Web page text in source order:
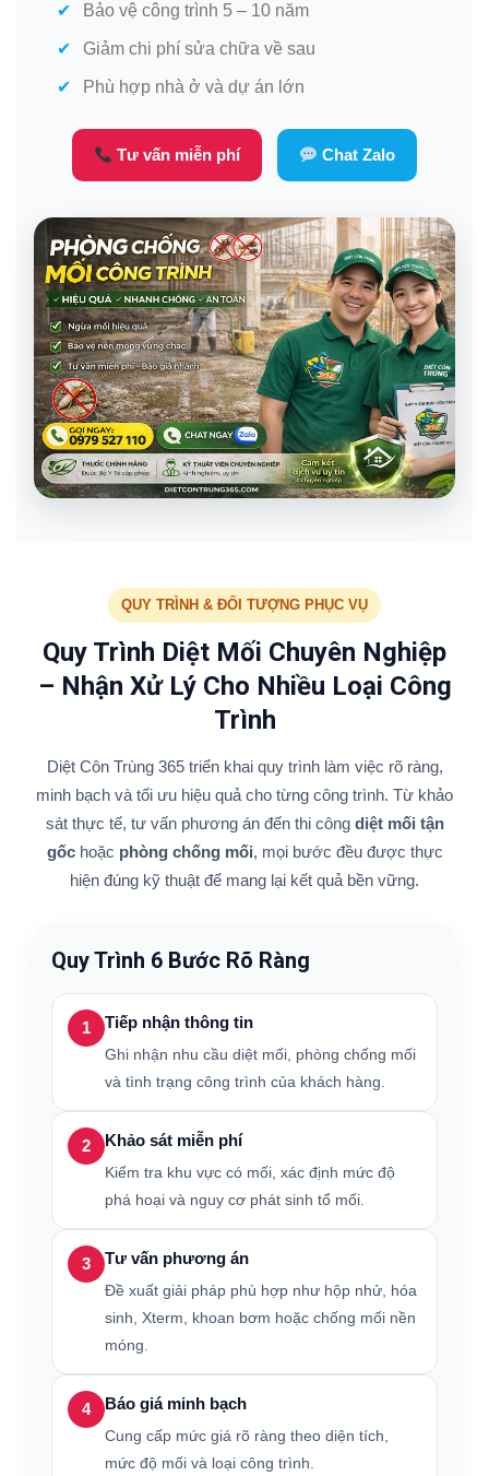
Bảo vệ công trình 5 – 10 năm
Giảm chi phí sửa chữa về sau
Phù hợp nhà ở và dự án lớn
Tư vấn miễn phí Chat Zalo
QUY TRÌNH & ĐỐI TƯỢNG PHỤC VỤ
Quy Trình Diệt Mối Chuyên Nghiệp
– Nhận Xử Lý Cho Nhiều Loại Công
Trình
Diệt Côn Trùng 365 triển khai quy trình làm việc rõ ràng,
minh bạch và tối ưu hiệu quả cho từng công trình. Từ khảo
sát thực tế, tư vấn phương án đến thi công diệt mối tận
gốchoặc phòng chống mối, mọi bước đều được thực
hiện đúng kỹ thuật để mang lại kết quả bền vững.
Quy Trình 6 Bước Rõ Ràng
1 Tiếp nhận thông tin
Ghi nhận nhu cầu diệt mối, phòng chống mối
và tình trạng công trình của khách hàng.
2 Khảo sát miễn phí
Kiểm tra khu vực có mối, xác định mức độ
phá hoại và nguy cơ phát sinh tổ mối.
3 Tư vấn phương án
Đề xuất giải pháp phù hợp như hộp nhử, hóa
sinh, Xterm, khoan bơm hoặc chống mối nền
móng.
4 Báo giá minh bạch
Cung cấp mức giá rõ ràng theo diện tích,
mức độ mối và loại công trình.